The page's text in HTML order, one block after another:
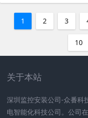
1 2 3
10
关于本站
深圳监控安装公司-众番科
电智能化科技公司。公司